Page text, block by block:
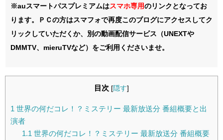
※auスマートパスプレミアムはスマホ専用のリンクとなってお
ります。ＰＣの方はスマフォで再度このブログにアクセスしてク
リックしていただくか、別の動画配信サービス（UNEXTや
DMMTV、mieruTVなど）をご利用くださいませ。
目次 [隠す]
1 世界の何だコレ！？ミステリー 最新放送分 番組概要と出
演者
1.1 世界の何だコレ！？ミステリー 最新放送分 番組概要